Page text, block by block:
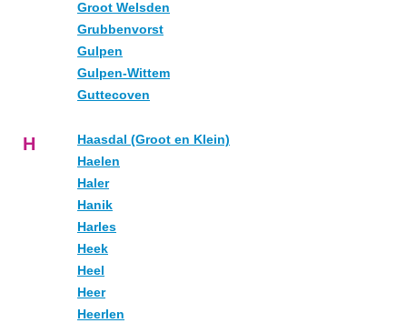
Groot Welsden
Grubbenvorst
Gulpen
Gulpen-Wittem
Guttecoven
H
Haasdal (Groot en Klein)
Haelen
Haler
Hanik
Harles
Heek
Heel
Heer
Heerlen